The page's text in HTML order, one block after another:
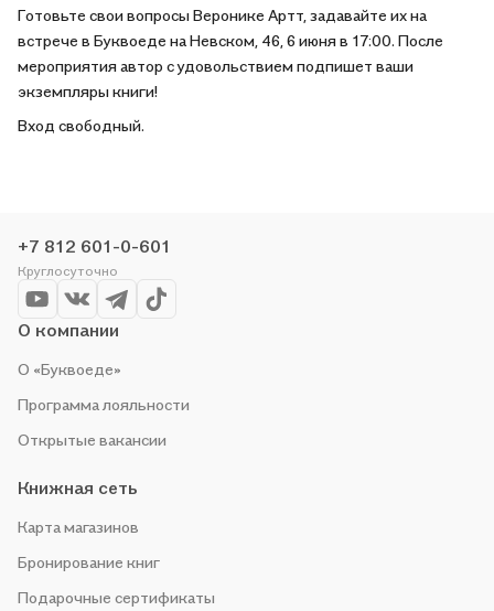
Готовьте свои вопросы Веронике Артт, задавайте их на
встрече в Буквоеде на Невском, 46, 6 июня в 17:00. После
мероприятия автор с удовольствием подпишет ваши
экземпляры книги!
Вход свободный.
+7 812 601-0-601
Круглосуточно
О компании
О «Буквоеде»
Программа лояльности
Открытые вакансии
Книжная сеть
Карта магазинов
Бронирование книг
Подарочные сертификаты